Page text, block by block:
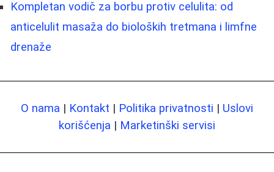
Kompletan vodič za borbu protiv celulita: od
anticelulit masaža do bioloških tretmana i limfne
drenaže
O nama | Kontakt | Politika privatnosti | Uslovi
korišćenja | Marketinški servisi